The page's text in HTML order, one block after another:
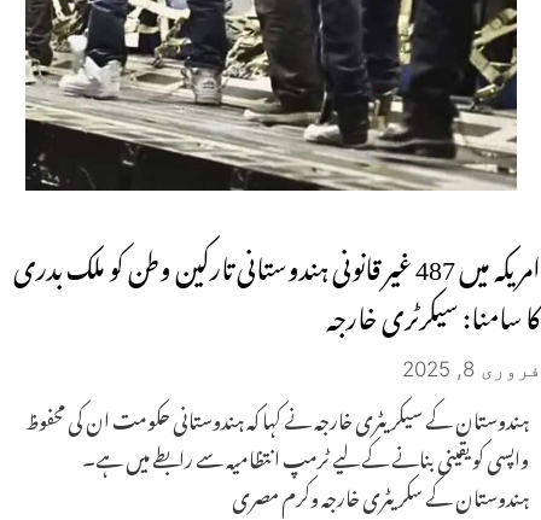
امریکہ میں 487 غیر قانونی ہندوستانی تارکین وطن کو ملک بدری
کا سامنا: سیکرٹری خارجہ
فروری 8, 2025
ہندوستان کے سیکریٹری خارجہ نے کہا کہ ہندوستانی حکومت ان کی محفوظ
واپسی کو یقینی بنانے کے لیے ٹرمپ انتظامیہ سے رابطے میں ہے۔
ہندوستان کے سکریٹری خارجہ وکرم مصری